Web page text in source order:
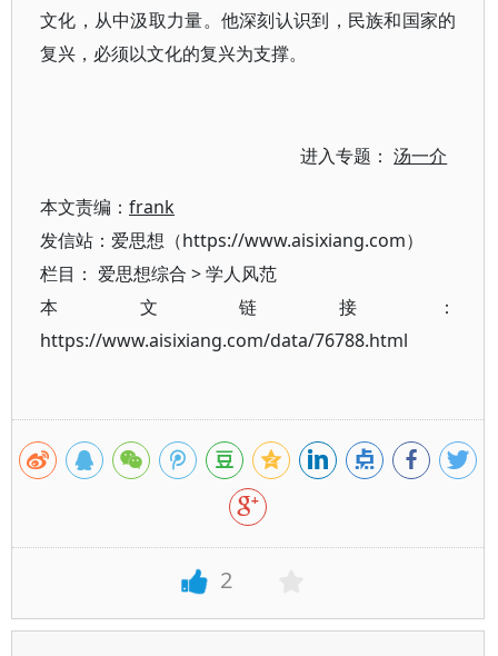
文化，从中汲取力量。他深刻认识到，民族和国家的
复兴，必须以文化的复兴为支撑。
进入专题：汤一介
本文责编： frank
发信站：爱思想（https://www.aisixiang.com）
栏目： 爱思想综合 >学人风范
本文链接：
https://www.aisixiang.com/data/76788.html
2